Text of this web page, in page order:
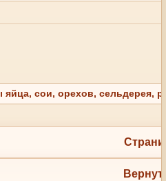
сои, орехов, сельдерея,